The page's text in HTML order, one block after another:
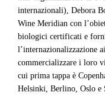
internazionali), Debora
Wine Meridian con
biologici certificati e
l’internazionalizzazione
commercializzare i loro
cui prima tappa è
Helsinki, Berlino, Oslo e